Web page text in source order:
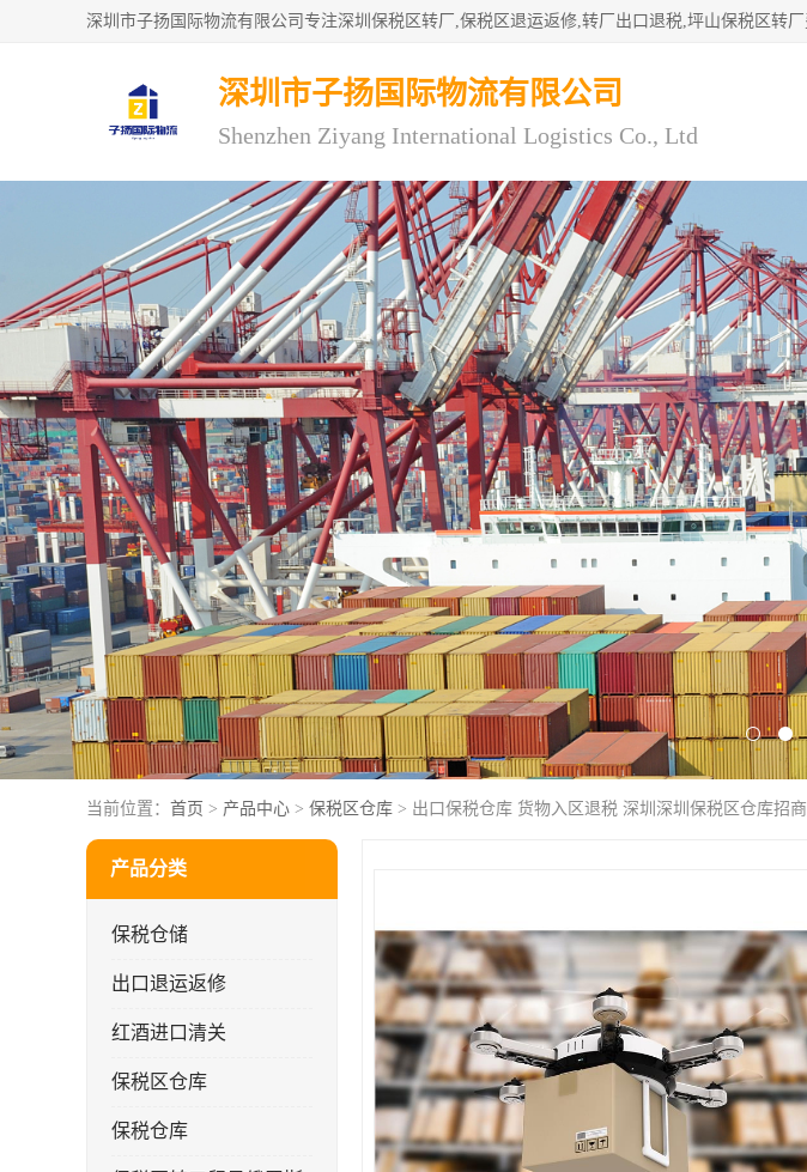
深圳市子扬国际物流有限公司
Shenzhen Ziyang International Logistics Co., Ltd
当前位置： 首页 > 产品中心 > 保税区仓库 > 出口保税仓库 货物入区退税 深圳深圳保税区仓库招商
产品分类
保税仓储
出口退运返修
红酒进口清关
保税区仓库
保税仓库